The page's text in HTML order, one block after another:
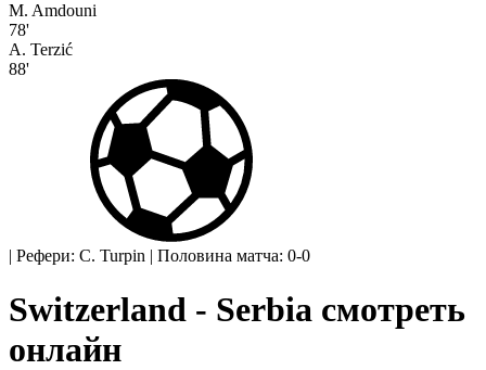
M. Amdouni
78'
A. Terzić
88'
| Рефери: C. Turpin | Половина матча: 0-0
Switzerland - Serbia смотреть
онлайн